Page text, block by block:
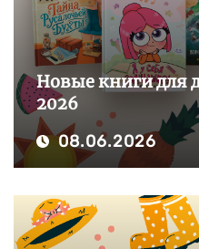
Новые книги для
2026
08.06.2026